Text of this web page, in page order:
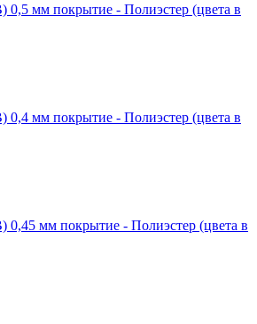
мм покрытие - Полиэстер (цвета в
мм покрытие - Полиэстер (цвета в
мм покрытие - Полиэстер (цвета в